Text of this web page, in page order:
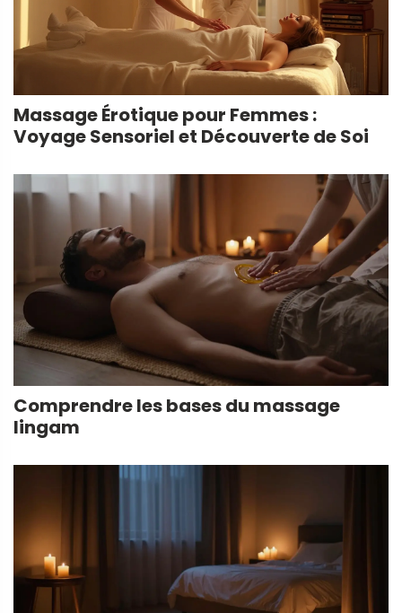
Massage Érotique pour Femmes :
Voyage Sensoriel et Découverte de Soi
Comprendre les bases du massage
lingam